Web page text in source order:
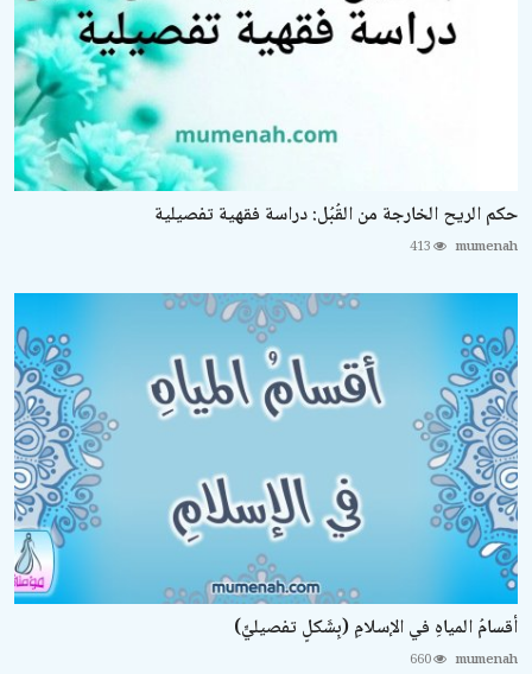
حكم الريح الخارجة من القُبُل: دراسة فقهية تفصيلية
mumenah
أقسامُ المياهِ في الإسلامِ (بِشَكلٍ تفصيليٍّ)
mumenah